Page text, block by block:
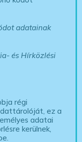
adatainak
és Hírközlési
régi
ez a
adatai
kerülnek,